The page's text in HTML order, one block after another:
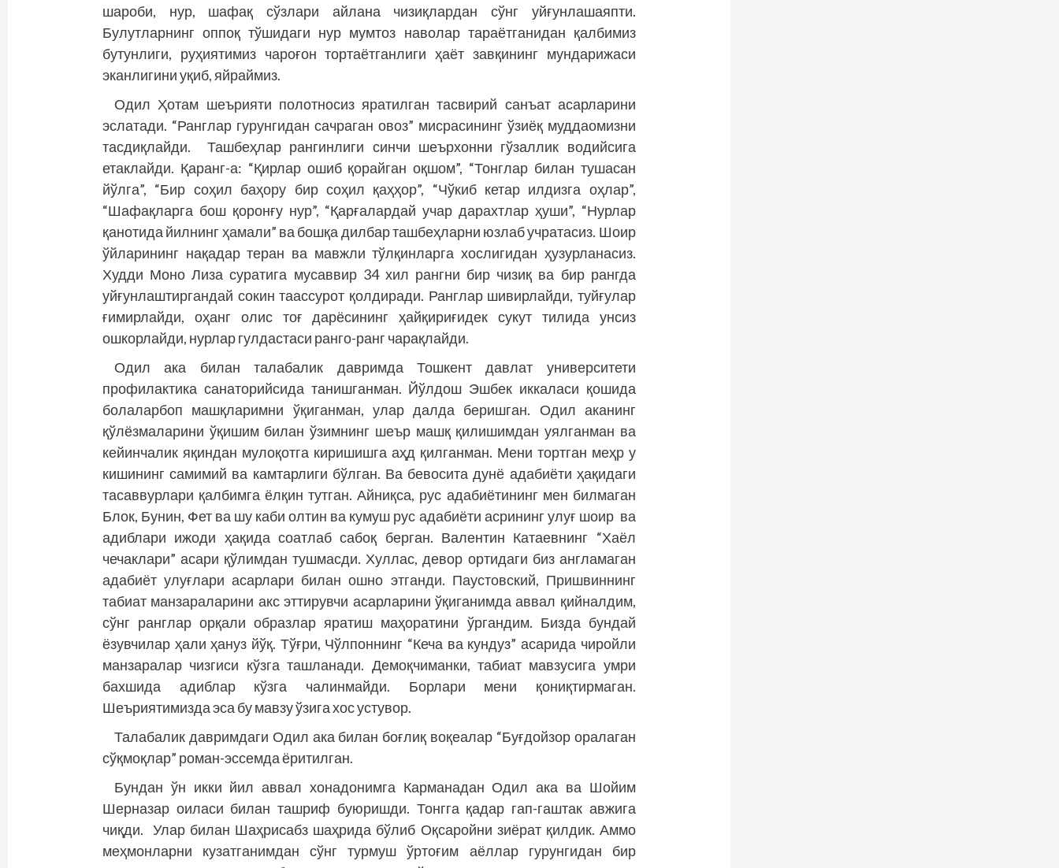
шароби, нур, шафақ сўзлари айлана чизиқлардан сўнг уйғунлашаяпти.
Булутларнинг оппоқ тўшидаги нур мумтоз наволар тараётганидан қалбимиз
бутунлиги, руҳиятимиз чароғон тортаётганлиги ҳаёт завқининг мундарижаси
эканлигини уқиб, яйраймиз.
Одил Ҳотам шеърияти полотносиз яратилган тасвирий санъат асарларини
эслатади. “Ранглар гурунгидан сачраган овоз” мисрасининг ўзиёқ муддаомизни
тасдиқлайди. Ташбеҳлар рангинлиги синчи шеърхонни гўзаллик водийсига
етаклайди. Қаранг-а: “Қирлар ошиб қорайган оқшом”, “Тонглар билан тушасан
йўлга”, “Бир соҳил баҳору бир соҳил қаҳҳор”, “Чўкиб кетар илдизга оҳлар”,
“Шафақларга бош қоронғу нур”, “Қарғалардай учар дарахт­лар ҳуши”, “Нурлар
қанотида йилнинг ҳамали” ва бошқа дилбар ташбеҳларни юзлаб учратасиз. Шоир
ўйларининг нақадар теран ва мавжли тўлқинларга хослигидан ҳузурланасиз.
Худди Моно Лиза суратига мусаввир 34 хил рангни бир чизиқ ва бир рангда
уйғунлаштиргандай сокин таассурот қолдиради. Ранглар шивирлайди, туйғулар
ғимирлайди, оҳанг олис тоғ дарёсининг ҳайқириғидек сукут тилида унсиз
ошкорлайди, нурлар гулдастаси ранго-ранг чарақлайди.
Одил ака билан талабалик давримда Тошкент давлат университети
профилактика санаторийсида танишганман. Йўлдош Эшбек иккаласи қошида
болаларбоп машқларимни ўқиганман, улар далда беришган. Одил аканинг
қўлёзмаларини ўқишим билан ўзимнинг шеър машқ қилишимдан уялганман ва
кейинчалик яқиндан мулоқотга киришишга аҳд қилганман. Мени тортган меҳр у
кишининг самимий ва камтарлиги бўлган. Ва бевосита дунё адабиёти ҳақидаги
тасаввурлари қалбимга ёлқин тутган. Айниқса, рус адабиётининг мен билмаган
Блок, Бунин, Фет ва шу каби олтин ва кумуш рус адабиёти асрининг улуғ шоир ва
адиблари ижоди ҳақида соатлаб сабоқ берган. Валентин Катаевнинг “Хаёл
чечаклари” асари қўлимдан тушмасди. Хуллас, девор ортидаги биз англамаган
адабиёт улуғлари асарлари билан ошно этганди. Паустовский, Пришвиннинг
табиат манзараларини акс эттирувчи асарларини ўқиганимда аввал қийналдим,
сўнг ранглар орқали образлар яратиш маҳоратини ўргандим. Бизда бундай
ёзувчилар ҳали ҳануз йўқ. Тўғри, Чўлпоннинг “Кеча ва кундуз” асарида чиройли
манзаралар чизгиси кўзга ташланади. Демоқчиманки, табиат мавзусига умри
бахшида адиблар кўзга чалинмайди. Борлари мени қониқтирмаган.
Шеъриятимизда эса бу мавзу ўзига хос устувор.
Талабалик давримдаги Одил ака билан боғлиқ воқеалар “Буғдойзор оралаган
сўқмоқлар” роман-эссемда ёритилган.
Бундан ўн икки йил аввал хонадонимга Карманадан Одил ака ва Шойим
Шерназар оиласи билан ташриф буюришди. Тонгга қадар гап-гаштак авжига
чиқди. Улар билан Шаҳрисабз шаҳрида бўлиб Оқсаройни зиёрат қилдик. Аммо
меҳмонларни кузатганимдан сўнг турмуш ўртоғим аёллар гурунгидан бир